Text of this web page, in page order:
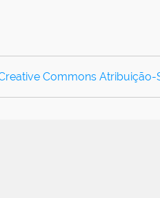
Commons